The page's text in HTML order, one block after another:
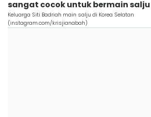
sangat cocok untuk bermain
Keluarga Siti Badriah main salju di Korea Selatan
(instagram.com/krisjianabah)